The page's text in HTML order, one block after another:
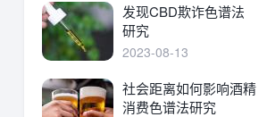
发现CBD欺诈色谱法
研究
2023-08-13
社会距离如何影响酒精
消费色谱法研究